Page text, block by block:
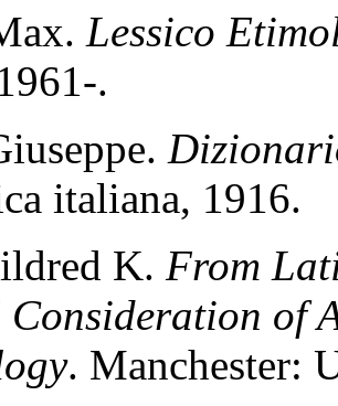
Lessico
.
italiana, 1916.
K. From
Consideration of
. Manchester: